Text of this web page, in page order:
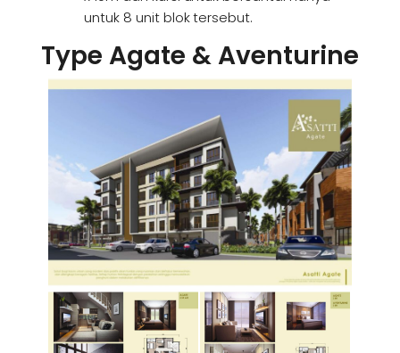
untuk 8 unit blok tersebut.
Type Agate & Aventurine